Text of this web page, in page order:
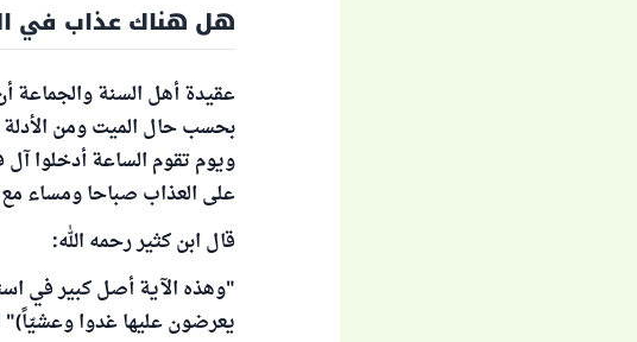
هل هناك عذاب في
عقيدة أهل السنة والجماعة
بحسب حال الميت ومن
على العذاب صباحا ومساء مع
قال ابن كثير رحمه الله:
"وهذه الآية أصل كبير في
يعرضون عليها غدوا وعشيّاً)"